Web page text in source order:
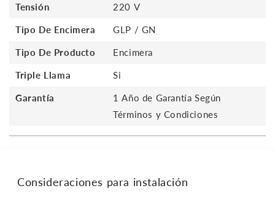
Tensión 220 V
Tipo De Encimera GLP / GN
Tipo De Producto Encimera
Triple Llama Si
Garantía
1 Año de Garantía Según
Términos y Condiciones
Consideraciones para instalación